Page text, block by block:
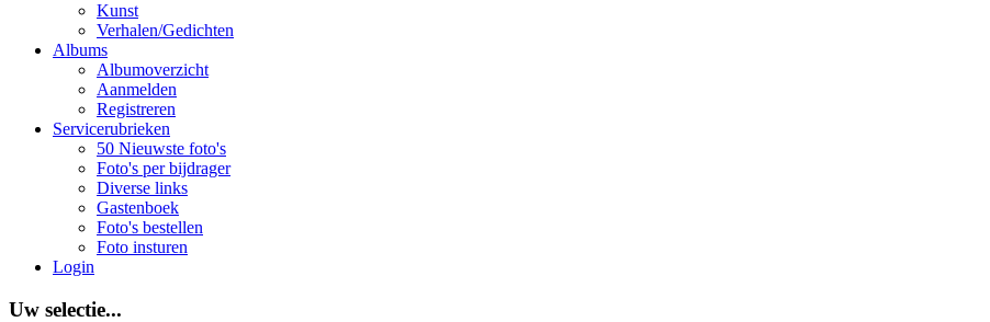
Kunst
Verhalen/Gedichten
Albums
Albumoverzicht
Aanmelden
Registreren
Servicerubrieken
50 Nieuwste foto's
Foto's per bijdrager
Diverse links
Gastenboek
Foto's bestellen
Foto insturen
Login
Uw selectie...